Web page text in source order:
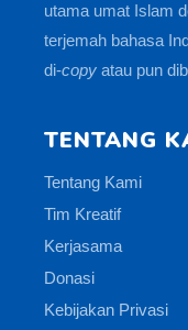
utama umat Islam
terjemah bahasa
di-copy atau pun
TENTANG
Tentang Kami
Tim Kreatif
Kerjasama
Donasi
Kebijakan Privasi